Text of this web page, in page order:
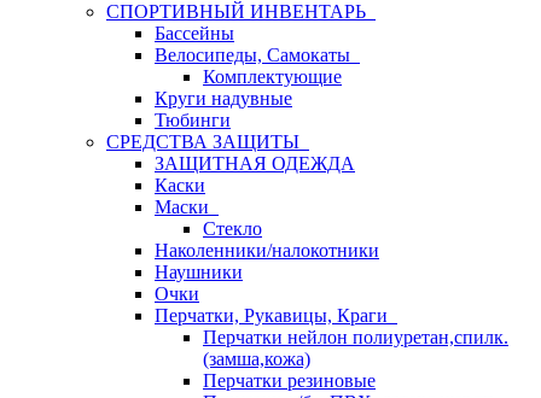
СПОРТИВНЫЙ ИНВЕНТАРЬ
Бассейны
Велосипеды, Самокаты
Комплектующие
Круги надувные
Тюбинги
СРЕДСТВА ЗАЩИТЫ
ЗАЩИТНАЯ ОДЕЖДА
Каски
Маски
Стекло
Наколенники/налокотники
Наушники
Очки
Перчатки, Рукавицы, Краги
Перчатки нейлон полиуретан,спилк.
(замша,кожа)
Перчатки резиновые